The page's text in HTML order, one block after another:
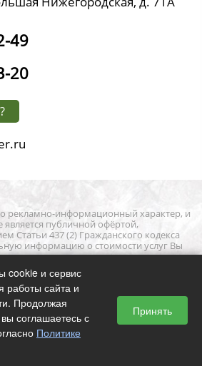
49
20
рекламно-информационный характер, и
является публичной офёртой,
Статьи 437 (2) Гражданского кодекса
информацию о стоимости услуг Вы
с нами.
ИНН 332711252870, ОГРНИП
cookie и сервис
работы сайта и
Продолжая
соглашаетесь с
Политике
Принять